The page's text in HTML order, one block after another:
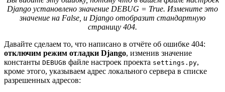
Django установлено значение DEBUG = True. Измените это
значение на False, и Django отобразит стандартную
страницу 404.
Давайте сделаем то, что написано в отчёте об ошибке 404:
отключим режим отладки Django, изменив значение
константы DEBUGв файле настроек проекта settings.py,
кроме этого, указываем адрес локального сервера в списке
разрешенных адресов: